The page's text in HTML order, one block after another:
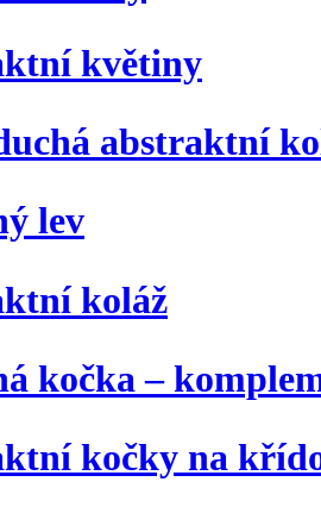
květiny
abstraktní
lev
koláž
kočka –
kočky na